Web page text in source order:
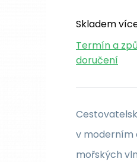
Skladem
Termín a
doručení
v moderním
mořských